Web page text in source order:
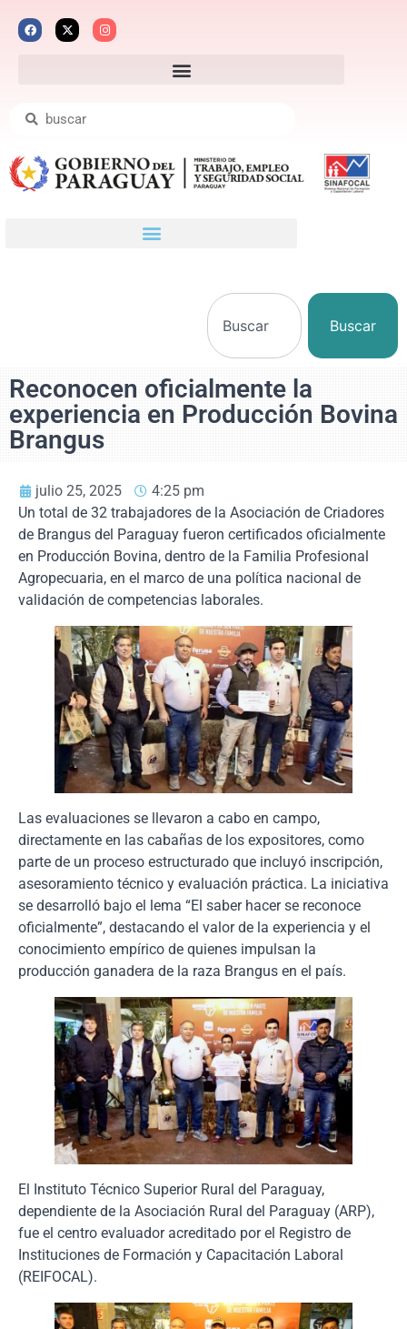
Buscar
Reconocen oficialmente la
experiencia en Producción Bovina
Brangus
julio 25, 2025
4:25 pm
Un total de 32 trabajadores de la Asociación de Criadores
de Brangus del Paraguay fueron certificados oficialmente
en Producción Bovina, dentro de la Familia Profesional
Agropecuaria, en el marco de una política nacional de
validación de competencias laborales.
Las evaluaciones se llevaron a cabo en campo,
directamente en las cabañas de los expositores, como
parte de un proceso estructurado que incluyó inscripción,
asesoramiento técnico y evaluación práctica. La iniciativa
se desarrolló bajo el lema “El saber hacer se reconoce
oficialmente”, destacando el valor de la experiencia y el
conocimiento empírico de quienes impulsan la
producción ganadera de la raza Brangus en el país.
El Instituto Técnico Superior Rural del Paraguay,
dependiente de la Asociación Rural del Paraguay (ARP),
fue el centro evaluador acreditado por el Registro de
Instituciones de Formación y Capacitación Laboral
(REIFOCAL).